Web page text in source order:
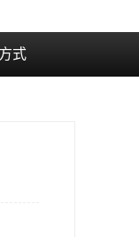
式